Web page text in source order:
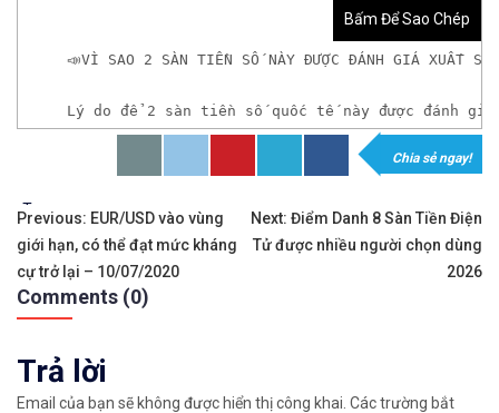
Bấm Để Sao Chép
📣VÌ SAO 2 SÀN TIỀN SỐ NÀY ĐƯỢC ĐÁNH GIÁ XUẤT
Lý do để 2 sàn tiền số quốc tế này được đánh
Ưu điểm
Chia sẻ ngay!
Tags:
Điều
hướng
bài
viết
Previous: EUR/USD vào vùng
giới hạn, có thể đạt mức kháng
cự trở lại – 10/07/2020
Next: Điểm Danh 8 Sàn Tiền Điện
Tử được nhiều người chọn dùng
2026
Comments (0)
Trả lời
Email của bạn sẽ không được hiển thị công khai. Các trường bắt